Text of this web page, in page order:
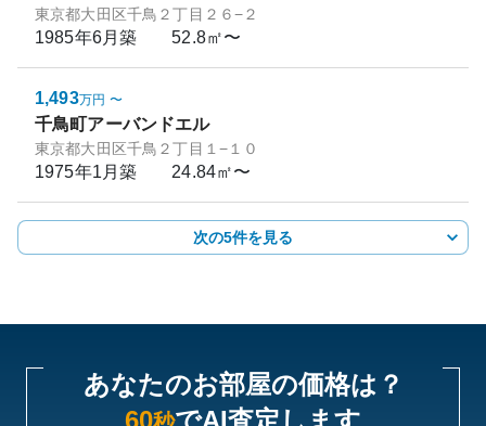
東京都大田区千鳥２丁目２６−２
1985年6月築 52.8㎡〜
1,493万円 〜
千鳥町アーバンドエル
東京都大田区千鳥２丁目１−１０
1975年1月築 24.84㎡〜
次の5件を見る
あなたのお部屋の価格は？
60
でAI査定します